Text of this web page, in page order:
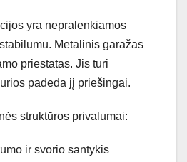
yra nepralenkiamos
Metalinis garažas
priestatas. Jis turi
padeda jį priešingai.
struktūros privalumai:
ir svorio santykis